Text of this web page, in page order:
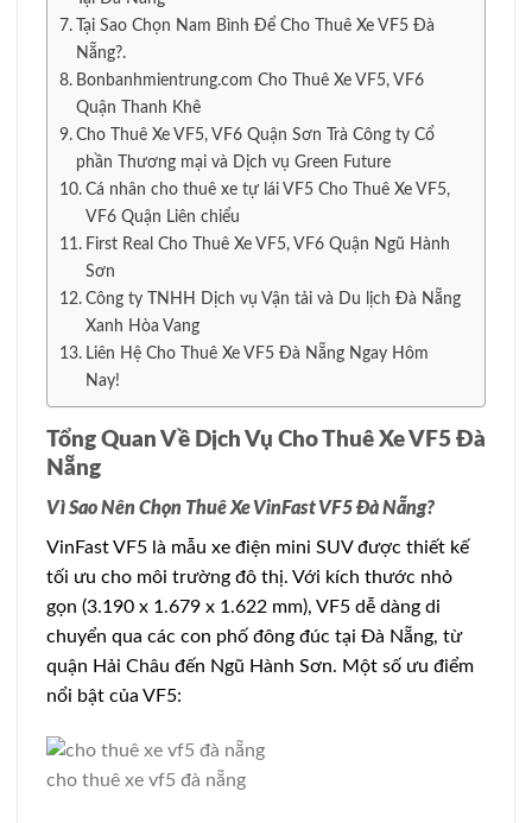
Tại Sao Chọn Nam Bình Để Cho Thuê Xe VF5 Đà
Nẵng?.
Bonbanhmientrung.com Cho Thuê Xe VF5, VF6
Quận Thanh Khê
Cho Thuê Xe VF5, VF6 Quận Sơn Trà Công ty Cổ
phần Thương mại và Dịch vụ Green Future
Cá nhân cho thuê xe tự lái VF5 Cho Thuê Xe VF5,
VF6 Quận Liên chiểu
First Real Cho Thuê Xe VF5, VF6 Quận Ngũ Hành
Sơn
Công ty TNHH Dịch vụ Vận tải và Du lịch Đà Nẵng
Xanh Hòa Vang
Liên Hệ Cho Thuê Xe VF5 Đà Nẵng Ngay Hôm
Nay!
Tổng Quan Về Dịch Vụ Cho Thuê Xe VF5 Đà
Nẵng
Vì Sao Nên Chọn Thuê Xe VinFast VF5 Đà Nẵng?
VinFast VF5 là mẫu xe điện mini SUV được thiết kế
tối ưu cho môi trường đô thị. Với kích thước nhỏ
gọn (3.190 x 1.679 x 1.622 mm), VF5 dễ dàng di
chuyển qua các con phố đông đúc tại Đà Nẵng, từ
quận Hải Châu đến Ngũ Hành Sơn. Một số ưu điểm
nổi bật của VF5:
cho thuê xe vf5 đà nẵng